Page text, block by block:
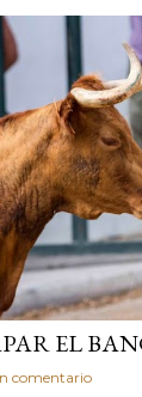
EL
comentario